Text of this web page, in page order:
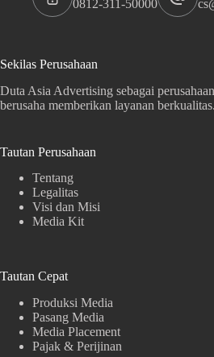
0812-311-50000
Sekilas Perusahaan
Duta Asia Advertising sebagai
berusaha memberikan layanan berkualitas.
Tautan Perusahaan
Tentang
Legalitas
Visi dan Misi
Media Kit
Tautan Cepat
Produksi Media
Pasang Media
Media Placement
Pajak & Perijinan